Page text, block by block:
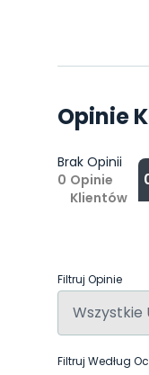
Opinie
Brak Opinii
0 Opinie
Klientów
Filtruj Opinie
Filtruj Według